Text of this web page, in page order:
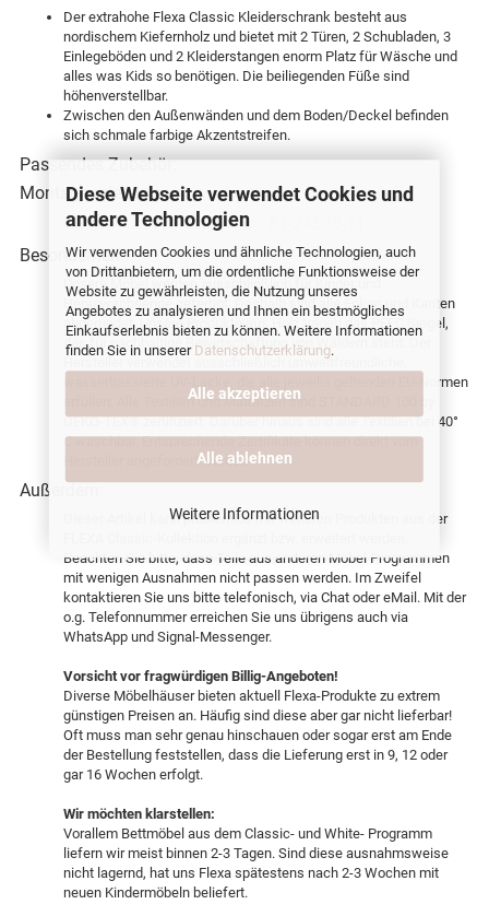
Diese Webseite verwendet Cookies und
andere Technologien
Wir verwenden Cookies und ähnliche Technologien, auch
von Drittanbietern, um die ordentliche Funktionsweise der
Website zu gewährleisten, die Nutzung unseres
Angebotes zu analysieren und Ihnen ein bestmögliches
Einkaufserlebnis bieten zu können. Weitere Informationen
finden Sie in unserer Datenschutzerklärung.
Alle akzeptieren
Alle ablehnen
Weitere Informationen
Der extrahohe Flexa Classic Kleiderschrank besteht aus
nordischem Kiefernholz und bietet mit 2 Türen, 2 Schubladen, 3
Einlegeböden und 2 Kleiderstangen enorm Platz für Wäsche und
alles was Kids so benötigen. Die beiliegenden Füße sind
höhenverstellbar.
Zwischen den Außenwänden und dem Boden/Deckel befinden
sich schmale farbige Akzentstreifen.
Passendes Zubehör:
Montageanleitung:
PDF-Montageanleitung zu 81-24530-11
Besonderheit:
Unsere Möbel werden ausschließlich für Kinder und
Heranwachsende gefertigt. Deshalb sind alle Ecken und Kanten
abgerundet. Unsere Produkte aus Holz tragen das PEFC Siegel,
das für nachhaltige Bewirtschaftung von Wäldern steht. Der
Hersteller verwendet ausschließlich umweltfreundliche,
wasserbassierte UV-Lacke, die alle jeweilis geltenden EU-Normen
erfüllen. Alle Textilien und Matratzen sind STANDARD 100 by
OEKO-TEX® zertifiziert. Darüber hinaus sind alle Textilien bei 40°
C waschbar. Entsprechende Zertifikate können direkt vom
Hersteller angefordert werden.
Außerdem:
Dieser Artikel kann problemlos mit weiteren Produkten aus der
Beachten Sie bitte, dass Teile aus anderen Möbel Programmen
mit wenigen Ausnahmen nicht passen werden. Im Zweifel
kontaktieren Sie uns bitte telefonisch, via Chat oder eMail. Mit der
o.g. Telefonnummer erreichen Sie uns übrigens auch via
WhatsApp und Signal-Messenger.
Vorsicht vor fragwürdigen Billig-Angeboten!
Diverse Möbelhäuser bieten aktuell Flexa-Produkte zu extrem
günstigen Preisen an. Häufig sind diese aber gar nicht lieferbar!
Oft muss man sehr genau hinschauen oder sogar erst am Ende
der Bestellung feststellen, dass die Lieferung erst in 9, 12 oder
gar 16 Wochen erfolgt.
Wir möchten klarstellen:
Vorallem Bettmöbel aus dem Classic- und White- Programm
liefern wir meist binnen 2-3 Tagen. Sind diese ausnahmsweise
nicht lagernd, hat uns Flexa spätestens nach 2-3 Wochen mit
neuen Kindermöbeln beliefert.